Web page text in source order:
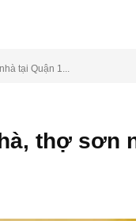
tại Quận 1...
thợ sơn